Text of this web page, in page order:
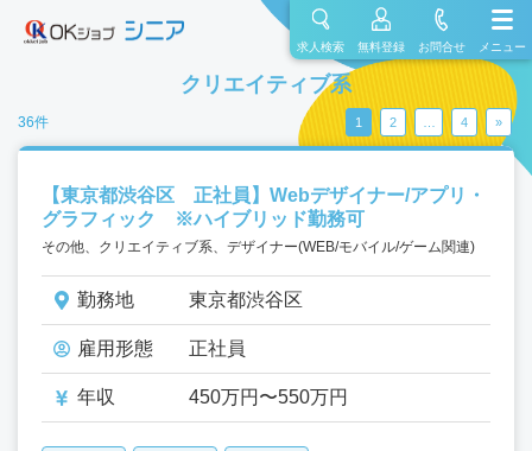
求人検索 無料登録 お問合せ メニュー
クリエイティブ系
36件 1 2 4 »
【東京都渋谷区 正社員】Webデザイナー/アプリ・
グラフィック ※ハイブリッド勤務可
その他、クリエイティブ系、デザイナー(WEB/モバイル/ゲーム関連)
勤務地 東京都渋谷区
雇用形態 正社員
年収 450万円〜550万円